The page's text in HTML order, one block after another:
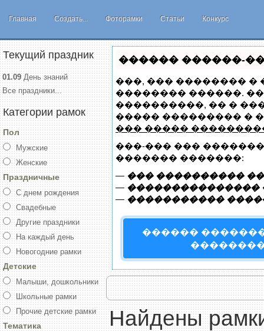
Главная Создать... Фоторамки Статьи Конкурс
Текущий праздник
01.09День знаний
Все праздники...
Категории рамок
Пол
Мужские
Женские
Праздничные
С днем рождения
Свадебные
Другие праздники
На каждый день
Новогодние рамки
Детские
Малыши, дошкольники
Школьные рамки
Прочие детские рамки
Тематика
������ ������-
���, ��� �������� �
�������� ������.
����������, �� �
����� ��������� �
��� �����
���-��� ���
������� �������:
— ��� ����������
— ���������������
— �����������
������
Найдены